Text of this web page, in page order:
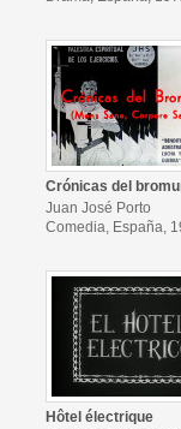
Crónicas del
Juan José Porto
Comedia, España,
Hôtel électrique